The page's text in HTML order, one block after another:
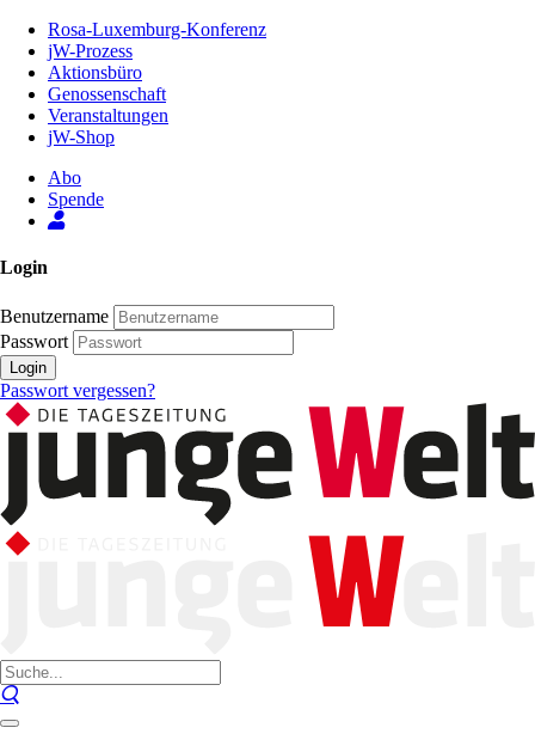
Inhalt
Seite
Rosa-Luxemburg-Konferenz
jW-Prozess
Aktionsbüro
Genossenschaft
Veranstaltungen
jW-Shop
Abo
Spende
Login
Benutzername
Passwort
Login
Passwort vergessen?